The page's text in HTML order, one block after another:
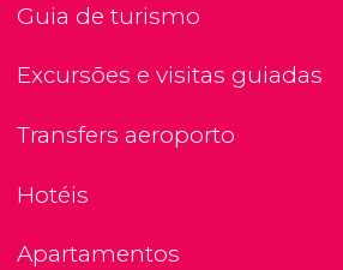
Guia de turismo
Excursões e visitas guiadas
Transfers aeroporto
Hotéis
Apartamentos